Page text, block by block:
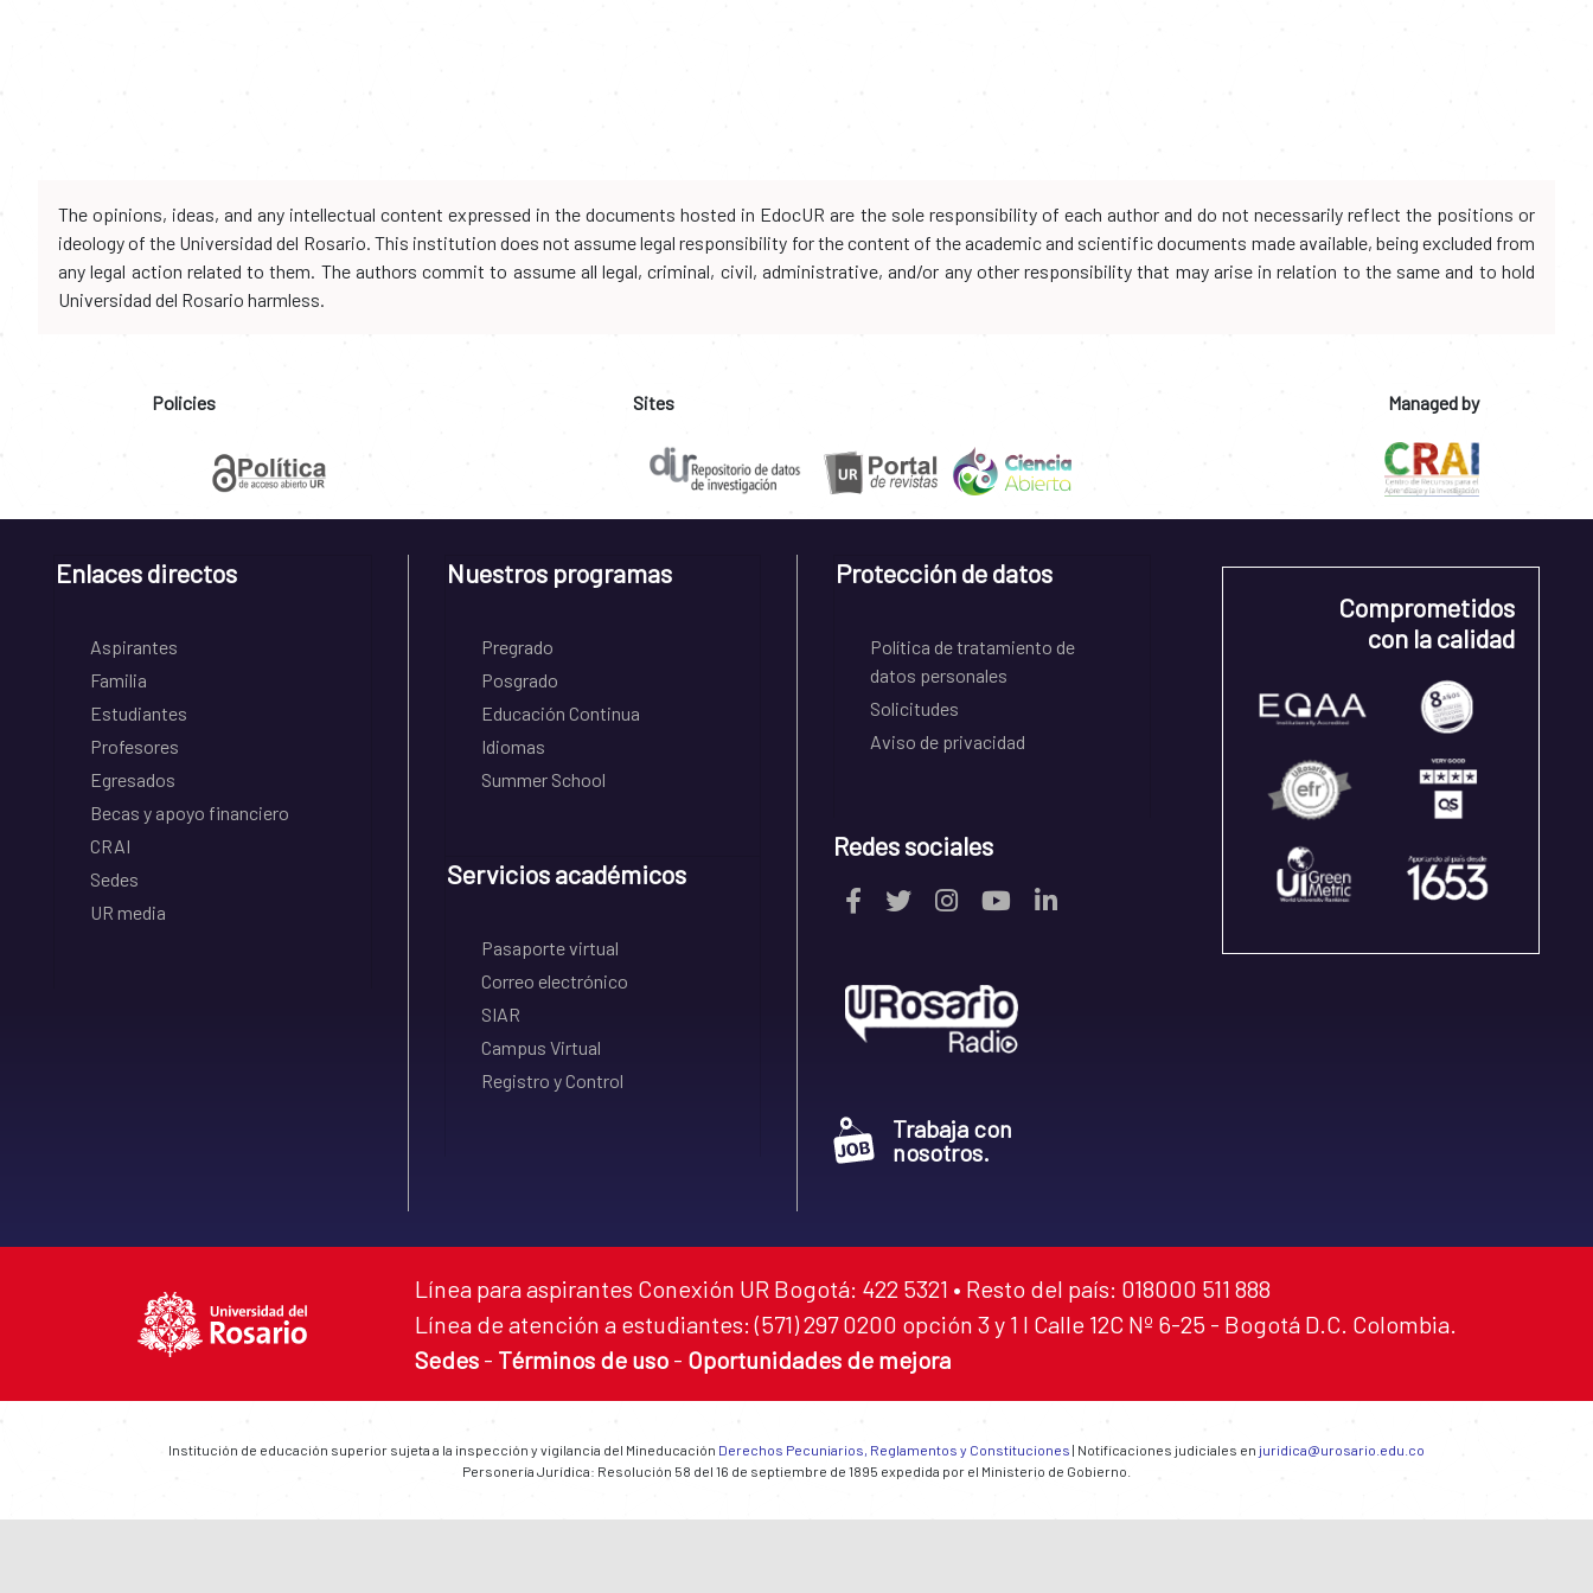
The opinions, ideas, and any intellectual content expressed in the documents hosted in EdocUR are the sole responsibility of each author and do not necessarily reflect the positions or
ideology of the Universidad del Rosario. This institution does not assume legal responsibility for the content of the academic and scientific documents made available, being excluded from
any legal action related to them. The authors commit to assume all legal, criminal, civil, administrative, and/or any other responsibility that may arise in relation to the same and to hold
Universidad del Rosario harmless.
Policies Sites Managed by
Enlaces directos
Aspirantes
Familia
Estudiantes
Profesores
Egresados
Becas y apoyo financiero
CRAI
Sedes
UR media
Nuestros programas
Pregrado
Posgrado
Educación Continua
Idiomas
Summer School
Servicios académicos
Pasaporte virtual
Correo electrónico
SIAR
Campus Virtual
Registro y Control
Protección de datos
Política de tratamiento de
datos personales
Solicitudes
Aviso de privacidad
Redes sociales
Trabaja con
nosotros.
Comprometidos
con la calidad
Línea para aspirantes Conexión UR Bogotá: 422 5321 • Resto del país: 018000 511 888
Línea de atención a estudiantes: (571) 297 0200 opción 3 y 1 I Calle 12C Nº 6-25 - Bogotá D.C. Colombia.
Sedes - Términos de uso - Oportunidades de mejora
Institución de educación superior sujeta a la inspección y vigilancia del Mineducación Derechos Pecuniarios, Reglamentos y Constituciones | Notificaciones judiciales en juridica@urosario.edu.co
Personería Jurídica: Resolución 58 del 16 de septiembre de 1895 expedida por el Ministerio de Gobierno.